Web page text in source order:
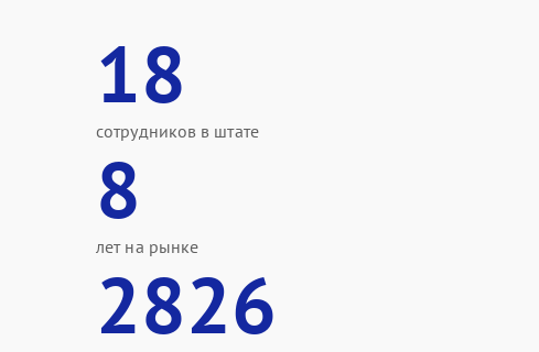
18
сотрудников в штате
8
лет на рынке
2826